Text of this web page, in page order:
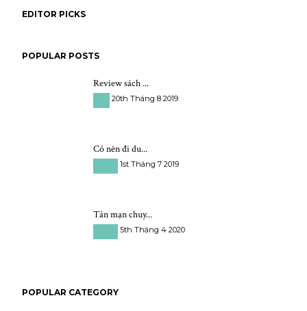
EDITOR PICKS
POPULAR POSTS
Review sách ...
20th Tháng 8 2019
Có nên đi du...
1st Tháng 7 2019
Tản mạn chuy...
5th Tháng 4 2020
POPULAR CATEGORY